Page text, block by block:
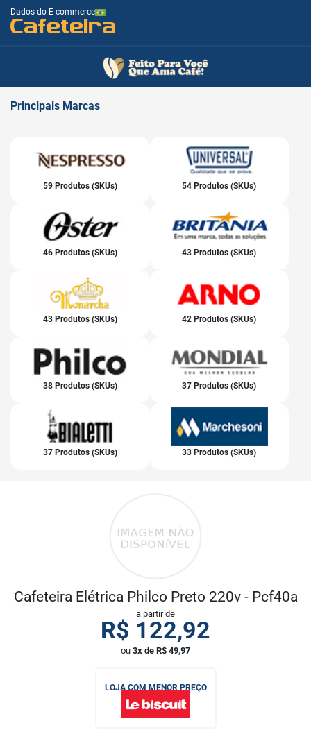
Dados do E-commerce
Cafeteira
Principais Marcas
59 Produtos (SKUs) 54 Produtos (SKUs)
46 Produtos (SKUs) 43 Produtos (SKUs)
43 Produtos (SKUs) 42 Produtos (SKUs)
38 Produtos (SKUs) 37 Produtos (SKUs)
37 Produtos (SKUs) 33 Produtos (SKUs)
Cafeteira Elétrica Philco Preto 220v - Pcf40a
a partir de
R$ 122,92
ou 3x de R$ 49,97
LOJA COM MENOR PREÇO